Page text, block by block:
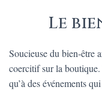
Le
Soucieuse du bien-être
coercitif sur la
qu’à des événements